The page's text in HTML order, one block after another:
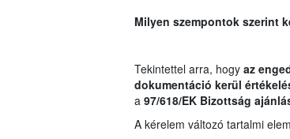
Milyen szempontok szerint
Tekintettel arra, hogy az
dokumentáció kerül
a97/618/EK Bizottság
A kérelem változó tartalmi